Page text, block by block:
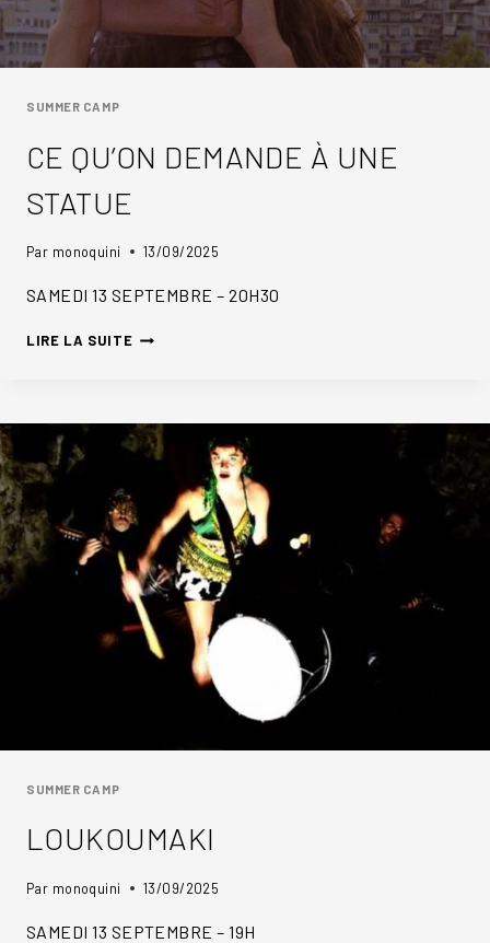
SUMMER CAMP
CE QU’ON DEMANDE À UNE
STATUE
Par monoquini 13/09/2025
SAMEDI 13 SEPTEMBRE – 20H30
LIRE LA SUITECE
UNE
SUMMER CAMP
LOUKOUMAKI
Par monoquini 13/09/2025
SAMEDI 13 SEPTEMBRE – 19H